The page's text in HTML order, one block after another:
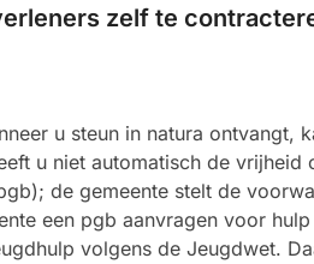
zelf te
u steun in natura ontvangt,
u niet automatisch de vrijheid
de gemeente stelt de
een pgb aanvragen voor
volgens de Jeugdwet.